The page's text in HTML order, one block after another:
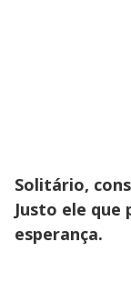
Solitário,
Justo ele
esperança.